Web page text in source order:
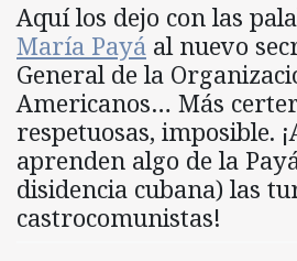
Aquí los dejo con las
María Payá al nuevo
General de la
Americanos… Más
respetuosas, imposible.
aprenden algo de la
disidencia cubana) las
castrocomunistas!